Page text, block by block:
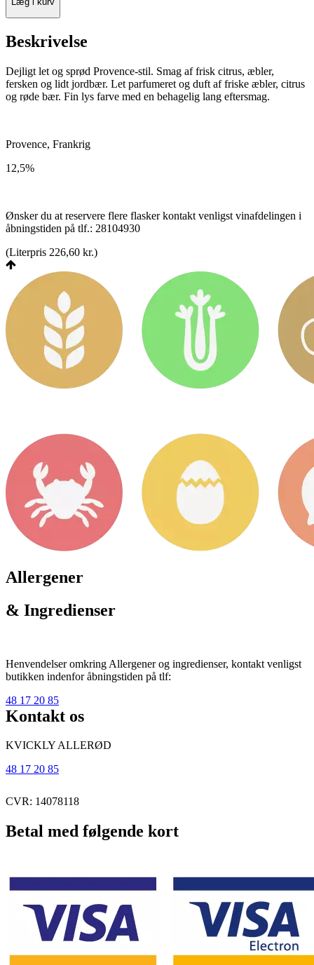
Beskrivelse
Dejligt let og sprød Provence-stil. Smag af frisk citrus, æbler,
fersken og lidt jordbær. Let parfumeret og duft af friske æbler, citrus
og røde bær. Fin lys farve med en behagelig lang eftersmag.
Provence, Frankrig
12,5%
Ønsker du at reservere flere flasker kontakt venligst vinafdelingen i
åbningstiden på tlf.: 28104930
(Literpris 226,60 kr.)
Allergener
& Ingredienser
Henvendelser omkring Allergener og ingredienser, kontakt venligst
butikken indenfor åbningstiden på tlf:
48 17 20 85
Kontakt os
KVICKLY ALLERØD
48 17 20 85
CVR: 14078118
Betal med følgende kort